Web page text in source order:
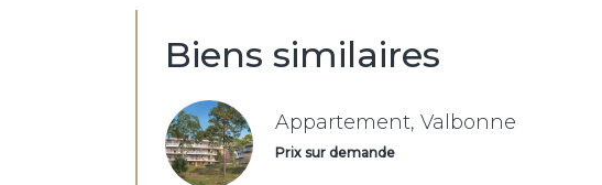
Biens similaires
Appartement, Valbonne
Prix sur demande